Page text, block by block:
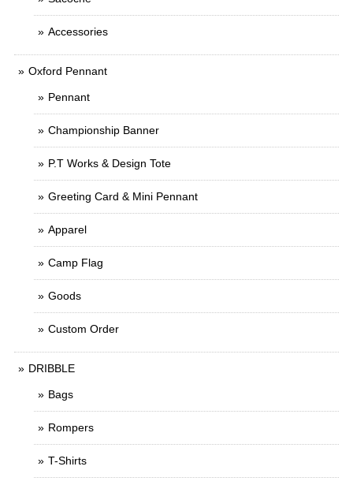
Accessories
Oxford Pennant
Pennant
Championship Banner
P.T Works & Design Tote
Greeting Card & Mini Pennant
Apparel
Camp Flag
Goods
Custom Order
DRIBBLE
Bags
Rompers
T-Shirts